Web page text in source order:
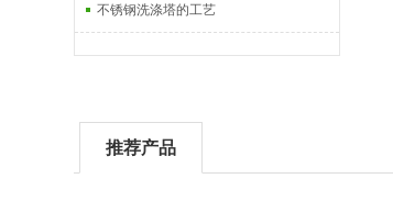
不锈钢洗涤塔的工艺
推荐产品